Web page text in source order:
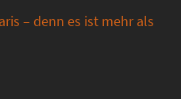
– denn es ist mehr als